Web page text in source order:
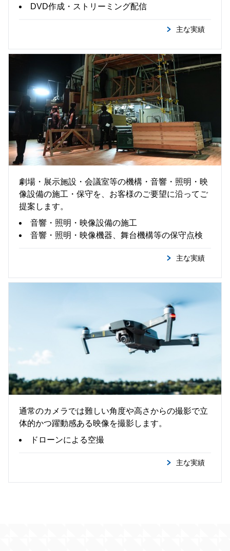
DVD作成・ストリーミング配信
主な実績
劇場・展示施設・会議室等の機構・音響・照明・映
像設備の施工・保守を、お客様のご要望に沿ってご
提案します。
音響・照明・映像設備の施工
音響・照明・映像機器、舞台機構等の保守点検
主な実績
通常のカメラでは難しい角度や高さからの撮影で立
体的かつ躍動感ある映像を撮影します。
ドローンによる空撮
主な実績